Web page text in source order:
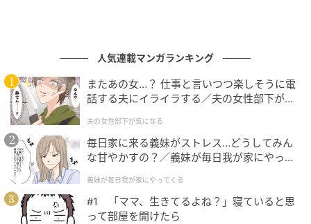
8月23日～9月22日生まれ
謙虚で真面目で努力家、それでいて冷静で現実的。乙
女座さんは、生活や仕事の場に必要なスキルをバラン
スよく持っている星の人です。「理想の社員」に挙げ
られるような素質をほぼすべておさえているため、上
司から好かれる人が多いです。
どんな状況下でも感情のコントロールができ、自分の
人気連載マンガランキング
またあの女…？ 仕事と言いつつ楽しそうに電
話する夫にイライラする／夫の女性部下が気
夫の女性部下が気になる
毎日家に来る義妹がストレス…どうしてみん
な甘やかすの？／義妹が毎日我が家にやって
が】
義妹が毎日我が家にやってくる
#1 「ママ、生きてるよね？」寝ていると思
って部屋を開けたら